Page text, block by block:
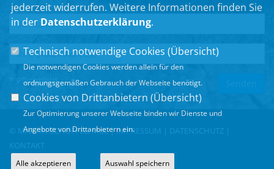
* Pflichtfeld
© MARTIN SCHÖFFEL, MdL |IMPRESSUM DATENSCHUTZ
KONTAKT
jederzeit widerrufen. Weitere Informationen finden Sie
in der Datenschutzerklärung.
Technisch notwendige Cookies (Übersicht)
Die notwendigen Cookies werden allein für den
ordnungsgemäßen Gebrauch der Webseite benötigt.
Cookies von Drittanbietern (Übersicht)
Zur Optimierung unserer Webseite binden wir Dienste und
Angebote von Drittanbietern ein.
Alle akzeptieren Auswahl speichern